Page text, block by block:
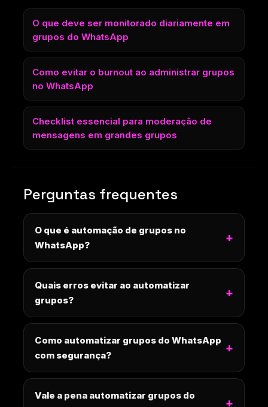
O que deve ser monitorado diariamente em
grupos do WhatsApp
Como evitar o burnout ao administrar grupos
no WhatsApp
Checklist essencial para moderação de
mensagens em grandes grupos
Perguntas frequentes
O que é automação de grupos no
WhatsApp?
Quais erros evitar ao automatizar
grupos?
Como automatizar grupos do WhatsApp
com segurança?
Vale a pena automatizar grupos do